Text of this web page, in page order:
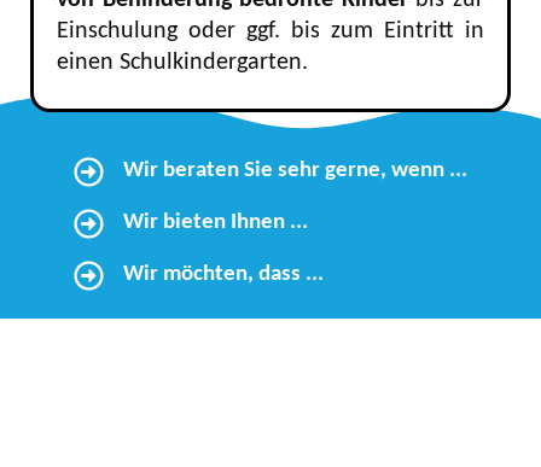
Einschulung oder ggf. bis zum Eintritt in
einen Schulkindergarten.
Wir beraten Sie sehr gerne, wenn ...
Wir bieten Ihnen ...
Wir möchten, dass ...